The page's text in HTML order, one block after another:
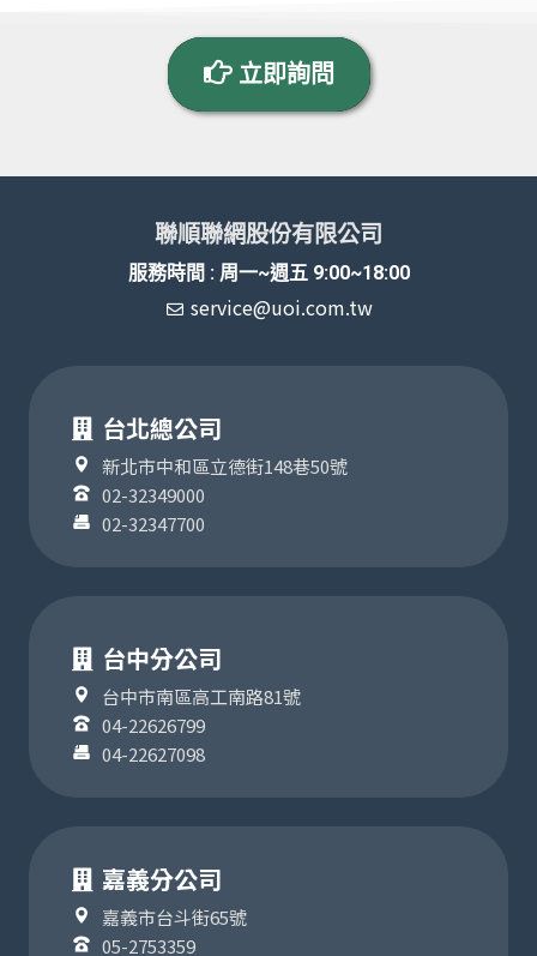
立即詢問
聯順聯網股份有限公司
服務時間 : 周一~週五 9:00~18:00
service@uoi.com.tw
台北總公司
新北市中和區立德街148巷50號
02-32349000
02-32347700
台中分公司
台中市南區高工南路81號
04-22626799
04-22627098
嘉義分公司
嘉義市台斗街65號
05-2753359